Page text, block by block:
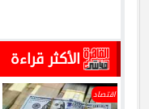
الأكثر قراءة
اقتصاد